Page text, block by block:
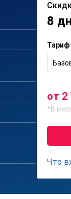
8
Тариф
от 2
*В
Что